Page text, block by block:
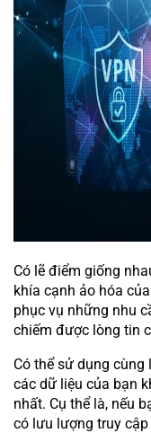
Có lẽ điểm giống
khía cạnh ảo hóa
phục vụ những nhu
chiếm được lòng tin
Có thể sử dụng cùng
các dữ liệu của bạn
nhất. Cụ thể là, nếu
có lưu lượng truy